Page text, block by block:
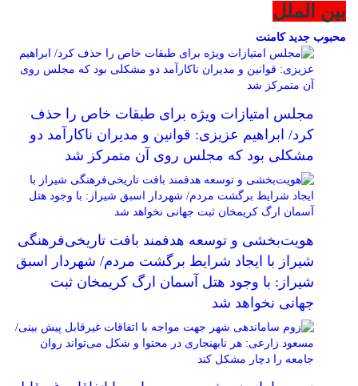
بین الملل
محبوب جدیدکامنت
مجلس امتیازات ویژه برای طبقات خاص را حذف
کرد/ ابراهیم عزیزی: قوانین و مدیران ناکارآمد دو
مشکلی بود که مجلس روی آن متمرکز شد
هویت‌بخشی و توسعه هدفمند بافت تاریخی‌فرهنگی
شیراز با ایجاد شرایط برگشت مردم/ شهردار اسبق
شیراز: با وجود هتل آسمان ارگ کریمخان ثبت
جهانی نخواهد شد